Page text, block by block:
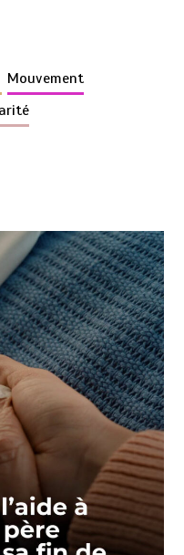
Mouvement